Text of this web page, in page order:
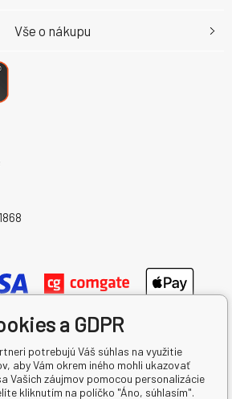
Vše o nákupu
a GDPR
potrebujú Váš súhlas na využitie
aby Vám okrem iného mohli ukazovať
Vašich záujmov pomocou personalizácie
kliknutím na políčko "Áno, súhlasím".